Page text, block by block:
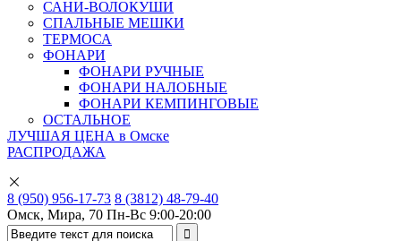
САНИ-ВОЛОКУШИ
СПАЛЬНЫЕ МЕШКИ
ТЕРМОСА
ФОНАРИ
ФОНАРИ РУЧНЫЕ
ФОНАРИ НАЛОБНЫЕ
ФОНАРИ КЕМПИНГОВЫЕ
ОСТАЛЬНОЕ
ЛУЧШАЯ ЦЕНА в Омске
РАСПРОДАЖА
8 (950) 956-17-73 8 (3812) 48-79-40
Омск, Мира, 70 Пн-Вс 9:00-20:00